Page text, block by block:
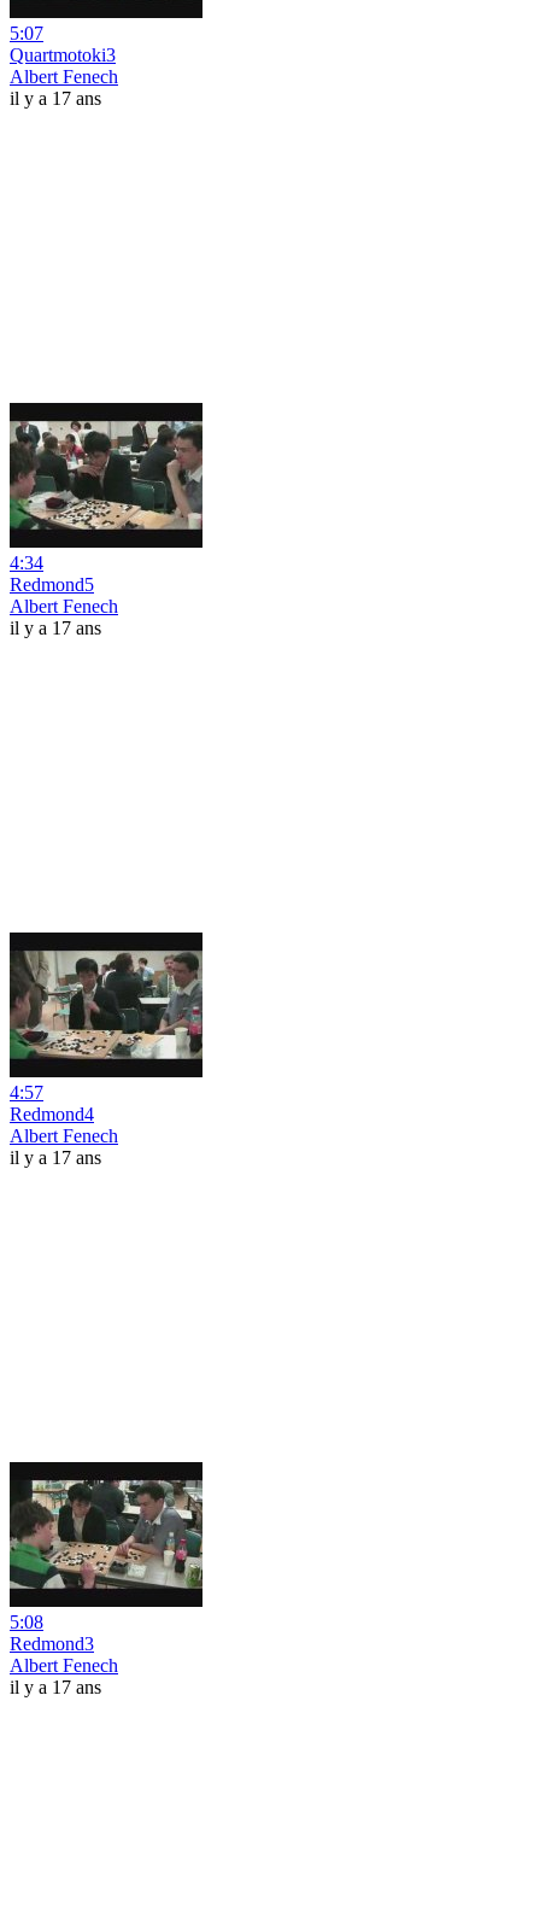
5:07
Quartmotoki3
Albert Fenech
il y a 17 ans
4:34
Redmond5
Albert Fenech
il y a 17 ans
4:57
Redmond4
Albert Fenech
il y a 17 ans
5:08
Redmond3
Albert Fenech
il y a 17 ans